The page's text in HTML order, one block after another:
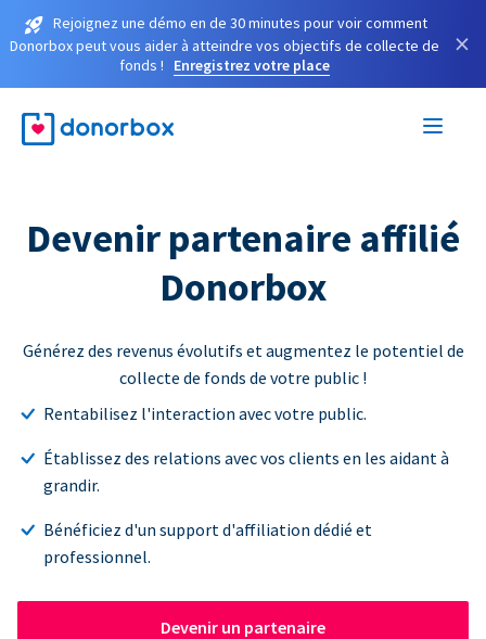
Rejoignez une démo en de 30 minutes pour voir comment
Donorbox peut vous aider à atteindre vos objectifs de collecte de
fonds !
Enregistrez votre place
×
Devenir partenaire affilié
Donorbox
Générez des revenus évolutifs et augmentez le potentiel de
collecte de fonds de votre public !
Rentabilisez l'interaction avec votre public.
Établissez des relations avec vos clients en les aidant à
grandir.
Bénéficiez d'un support d'affiliation dédié et
professionnel.
Devenir un partenaire